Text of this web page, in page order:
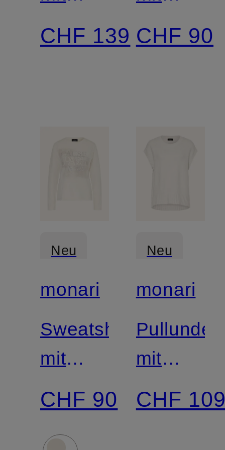
Rüschen
und
CHF 139
Spitze
CHF 90
Neu
monari
Sweatshirt
mit
Schmucksteinen
CHF 90
Neu
monari
Pullunder
mit
CHF